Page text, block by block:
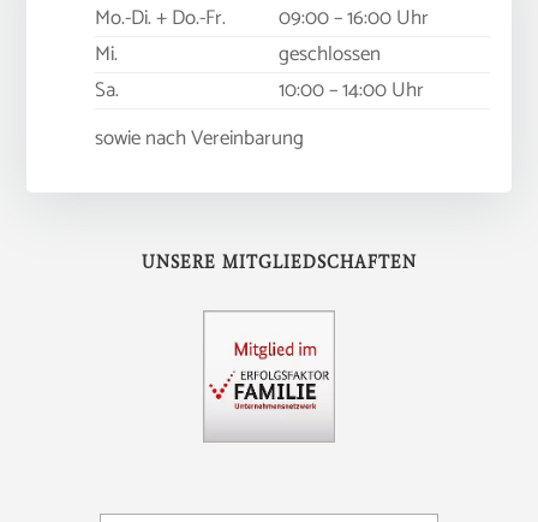
Mo.-Di. + Do.-Fr.
09:00 – 16:00 Uhr
Mi.
geschlossen
Sa.
10:00 – 14:00 Uhr
sowie nach Vereinbarung
UNSERE MITGLIEDSCHAFTEN